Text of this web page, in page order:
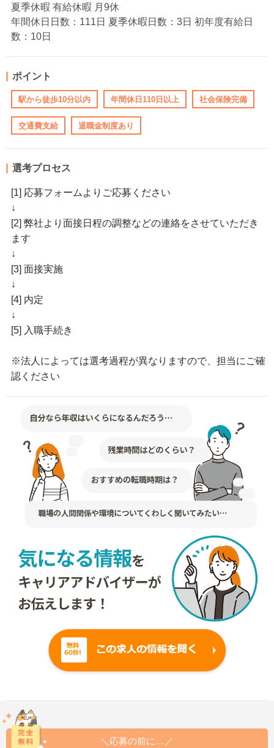
夏季休暇 有給休暇 月9休
年間休日日数：111日 夏季休暇日数：3日 初年度有給日
数：10日
ポイント
駅から徒歩10分以内 年間休日110日以上 社会保険完備
交通費支給 退職金制度あり
選考プロセス
[1] 応募フォームよりご応募ください
↓
[2] 弊社より面接日程の調整などの連絡をさせていただき
ます
↓
[3] 面接実施
↓
[4] 内定
↓
[5] 入職手続き
※法人によっては選考過程が異なりますので、担当にご確
認ください
＼応募の前に…／